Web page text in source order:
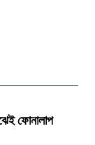
ফোনালাপ